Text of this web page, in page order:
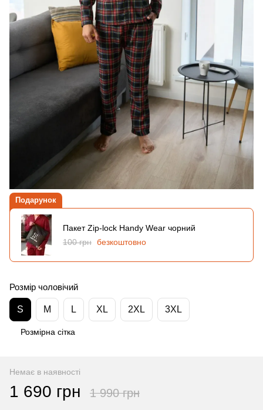
Подарунок
Пакет Zip-lock Handy Wear чорний
100 грн безкоштовно
Розмір чоловічий
S M L XL 2XL 3XL
Розмірна сітка
Немає в наявності
1 690 грн 1 990 грн